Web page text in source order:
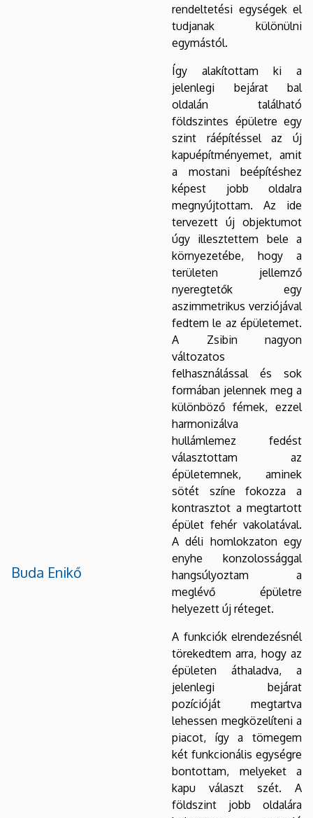
Buda Enikő
rendeltetési egységek el
tudjanak különülni
egymástól.
Így alakítottam ki a
jelenlegi bejárat bal
oldalán található
földszintes épületre egy
szint ráépítéssel az új
kapuépítményemet, amit
a mostani beépítéshez
képest jobb oldalra
megnyújtottam. Az ide
tervezett új objektumot
úgy illesztettem bele a
környezetébe, hogy a
területen jellemző
nyeregtetők egy
aszimmetrikus verziójával
fedtem le az épületemet.
A Zsibin nagyon
változatos
felhasználással és sok
formában jelennek meg a
különböző fémek, ezzel
harmonizálva
hullámlemez fedést
választottam az
épületemnek, aminek
sötét színe fokozza a
kontrasztot a megtartott
épület fehér vakolatával.
A déli homlokzaton egy
enyhe konzolossággal
hangsúlyoztam a
meglévő épületre
helyezett új réteget.
A funkciók elrendezésnél
törekedtem arra, hogy az
épületen áthaladva, a
jelenlegi bejárat
pozícióját megtartva
lehessen megközelíteni a
piacot, így a tömegem
két funkcionális egységre
bontottam, melyeket a
kapu választ szét. A
földszint jobb oldalára